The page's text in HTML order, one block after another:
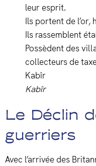
leur esprit.
Ils portent de l’or,
Ils rassemblent
Possèdent des
collecteurs de
Kabîr
Kabîr
Le Déclin
guerriers
Avec l’arrivée des